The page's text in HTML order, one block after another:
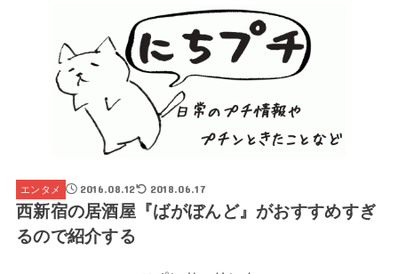
エンタメ 2016.08.12 2018.06.17
西新宿の居酒屋『ばがぼんど』がおすすめすぎ
るので紹介する